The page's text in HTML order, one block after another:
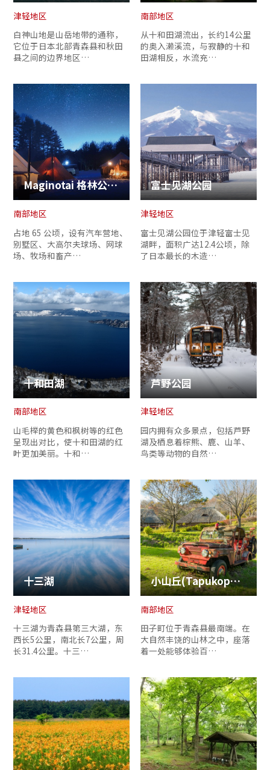
津轻地区
白神山地是山岳地带的通称，
它位于日本北部青森县和秋田
县之间的边界地区…
南部地区
从十和田湖流出，长约14公里
的奥入濑溪流，与寂静的十和
田湖相反，水流充…
Maginotai 格林公园 Shingou 道之驿
南部地区
占地 65 公顷，设有汽车营地、
别墅区、大高尔夫球场、网球
场、牧场和畜产…
富士见湖公园
津轻地区
富士见湖公园位于津轻富士见
湖畔，面积广达12.4公顷，除
了日本最长的木造…
十和田湖
南部地区
山毛榉的黄色和枫树等的红色
呈现出对比，使十和田湖的红
叶更加美丽。十和…
芦野公园
津轻地区
园内拥有众多景点，包括芦野
湖及栖息着棕熊、鹿、山羊、
鸟类等动物的自然…
十三湖
津轻地区
十三湖为青森县第三大湖，东
西长5公里，南北长7公里，周
长31.4公里。十三…
小山丘(Tapukopu)创游村
南部地区
田子町位于青森县最南端。在
大自然丰饶的山林之中，座落
着一处能够体验百…
复制链接